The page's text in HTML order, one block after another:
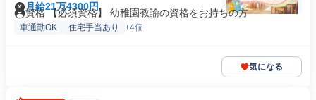
月給21万4300円
資格 【必須資格】 幼稚園教諭の資格をお持ちの方
車通勤OK 住宅手当あり +4個
気になる